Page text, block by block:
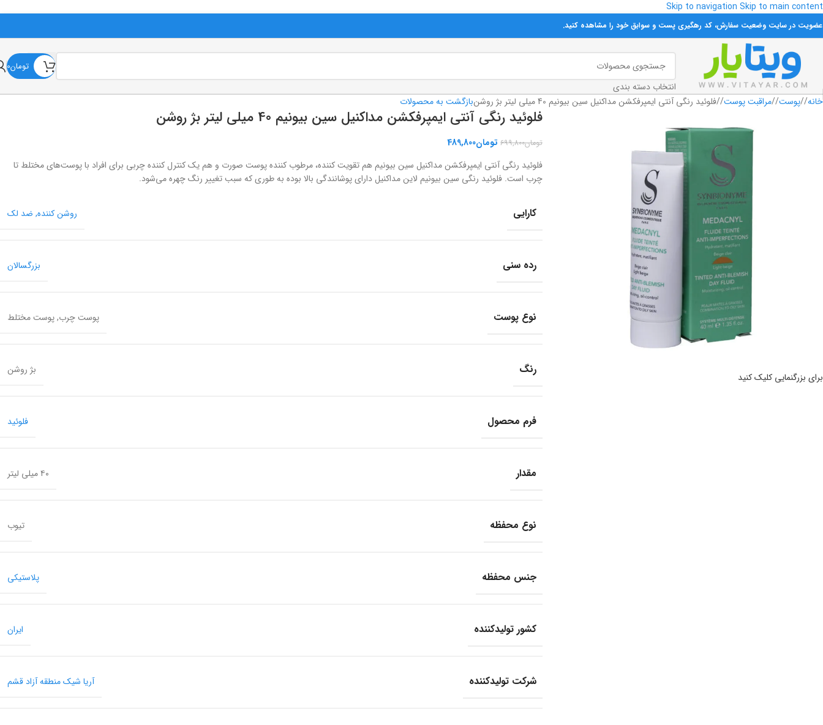
Skip to navigation Skip to main content
عضویت در سایت وضعیت سفارش، کد رهگیری پست و سوابق خود را مشاهده کنید.
انتخاب دسته بندی
تومان0
خانه/ پوست/ مراقبت پوست/ فلوئید رنگی آنتی ایمپرفکشن مداکنیل سین بیونیم 40 میلی لیتر بژ روشن بازگشت به محصولات
-30%
فروخته شده
برای بزرگنمایی کلیک کنید
فلوئید رنگی آنتی ایمپرفکشن مداکنیل سین بیونیم 40 میلی لیتر بژ روشن
تومان699,800 تومان489,800
فلوئید رنگی آنتی ایمپرفکشن مداکنیل سین بیونیم هم تقویت کننده، مرطوب کننده پوست صورت و هم یک کنترل کننده چربی برای افراد با پوست‌های مختلط تا
چرب است. فلوئید رنگی سین بیونیم لاین مداکنیل دارای پوشانندگی بالا بوده به طوری که سبب تغییر رنگ چهره می‌شود.
کارایی روشن کننده, ضد لک
رده سنی بزرگسالان
نوع پوست پوست چرب,پوست مختلط
رنگ بژ روشن
فرم محصول فلوئید
مقدار ۴۰ میلی لیتر
نوع محفظه تیوب
جنس محفظه پلاستیکی
کشور تولید‎کننده ایران
شرکت تولید‎کننده آریا شیک منطقه آزاد قشم